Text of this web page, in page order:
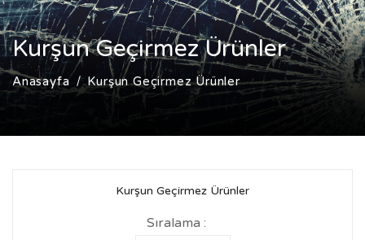
Kurşun Geçirmez Ürünler
Anasayfa Kurşun Geçirmez Ürünler
Kurşun Geçirmez Ürünler
Sıralama :